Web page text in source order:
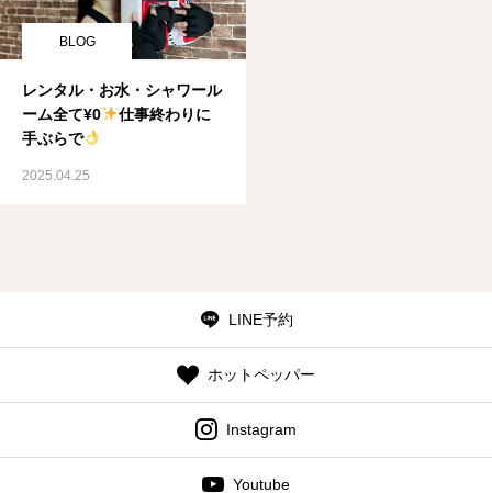
BLOG
レンタル・お水・シャワール
ーム全て¥0
仕事終わりに
手ぶらで
2025.04.25
LINE予約
ホットペッパー
Instagram
Youtube